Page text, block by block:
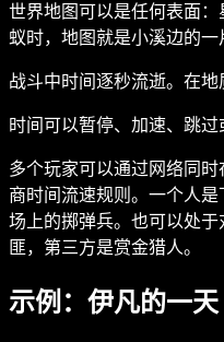
世界地图可以是任何表面
蚁时，地图就是小溪边的一
战斗中时间逐秒流逝。在地
时间可以暂停、加速、跳过
多个玩家可以通过网络同
商时间流速规则。一个人
场上的掷弹兵。也可以处
匪，第三方是赏金猎人。
示例：伊凡的一天